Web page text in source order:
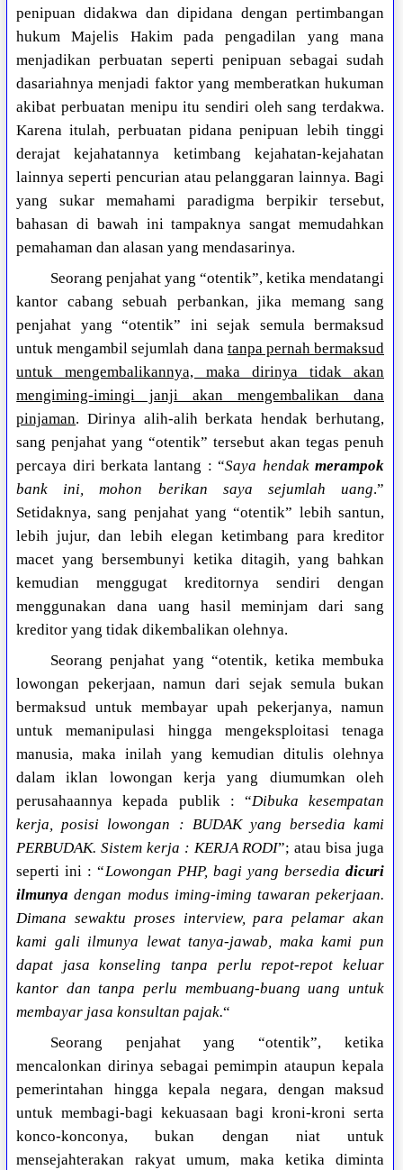
penipuan didakwa dan dipidana dengan pertimbangan
hukum Majelis Hakim pada pengadilan yang mana
menjadikan perbuatan seperti penipuan sebagai sudah
dasariahnya menjadi faktor yang memberatkan hukuman
akibat perbuatan menipu itu sendiri oleh sang terdakwa.
Karena itulah, perbuatan pidana penipuan lebih tinggi
derajat kejahatannya ketimbang kejahatan-kejahatan
lainnya seperti pencurian atau pelanggaran lainnya. Bagi
yang sukar memahami paradigma berpikir tersebut,
bahasan di bawah ini tampaknya sangat memudahkan
pemahaman dan alasan yang mendasarinya.
Seorang penjahat yang “otentik”, ketika mendatangi
kantor cabang sebuah perbankan, jika memang sang
penjahat yang “otentik” ini sejak semula bermaksud
untuk mengambil sejumlah dana tanpa pernah bermaksud
untuk mengembalikannya, maka dirinya tidak akan
mengiming-imingi janji akan mengembalikan dana
pinjaman. Dirinya alih-alih berkata hendak berhutang,
sang penjahat yang “otentik” tersebut akan tegas penuh
percaya diri berkata lantang : “Saya hendakmerampok
bank ini, mohon berikan saya sejumlah uang.”
Setidaknya, sang penjahat yang “otentik” lebih santun,
lebih jujur, dan lebih elegan ketimbang para kreditor
macet yang bersembunyi ketika ditagih, yang bahkan
kemudian menggugat kreditornya sendiri dengan
menggunakan dana uang hasil meminjam dari sang
kreditor yang tidak dikembalikan olehnya.
Seorang penjahat yang “otentik, ketika membuka
lowongan pekerjaan, namun dari sejak semula bukan
bermaksud untuk membayar upah pekerjanya, namun
untuk memanipulasi hingga mengeksploitasi tenaga
manusia, maka inilah yang kemudian ditulis olehnya
dalam iklan lowongan kerja yang diumumkan oleh
perusahaannya kepada publik : “Dibuka kesempatan
kerja, posisi lowongan : BUDAK yang bersedia kami
PERBUDAK. Sistem kerja : KERJA RODI”; atau bisa juga
seperti ini : “Lowongan PHP, bagi yang bersediadicuri
ilmunya dengan modus iming-iming tawaran pekerjaan.
Dimana sewaktu proses interview, para pelamar akan
kami gali ilmunya lewat tanya-jawab, maka kami pun
dapat jasa konseling tanpa perlu repot-repot keluar
kantor dan tanpa perlu membuang-buang uang untuk
membayar jasa konsultan pajak.“
Seorang penjahat yang “otentik”, ketika
mencalonkan dirinya sebagai pemimpin ataupun kepala
pemerintahan hingga kepala negara, dengan maksud
untuk membagi-bagi kekuasaan bagi kroni-kroni serta
konco-konconya, bukan dengan niat untuk
mensejahterakan rakyat umum, maka ketika diminta